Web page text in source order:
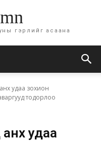
гэрлийг асаана
удаа зохион
тодорлоо
удаа